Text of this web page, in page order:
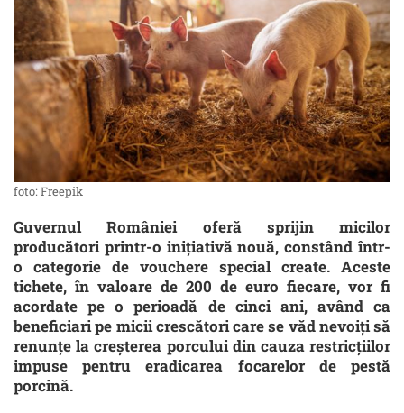
foto: Freepik
Guvernul României oferă sprijin micilor
producători printr-o inițiativă nouă, constând într-
o categorie de vouchere special create. Aceste
tichete, în valoare de 200 de euro fiecare, vor fi
acordate pe o perioadă de cinci ani, având ca
beneficiari pe micii crescători care se văd nevoiți să
renunțe la creșterea porcului din cauza restricțiilor
impuse pentru eradicarea focarelor de pestă
porcină.